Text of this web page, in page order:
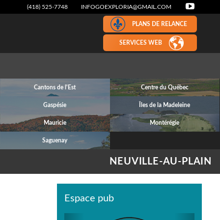
(418) 525-7748 INFOGOEXPLORIA@GMAIL.COM
PLANS DE RELANCE
SERVICES WEB
Cantons de l'Est Centre du Québec
Gaspésie Îles de la Madeleine
Mauricie Montérégie
Saguenay
NEUVILLE-AU-PLAIN
Espace pub